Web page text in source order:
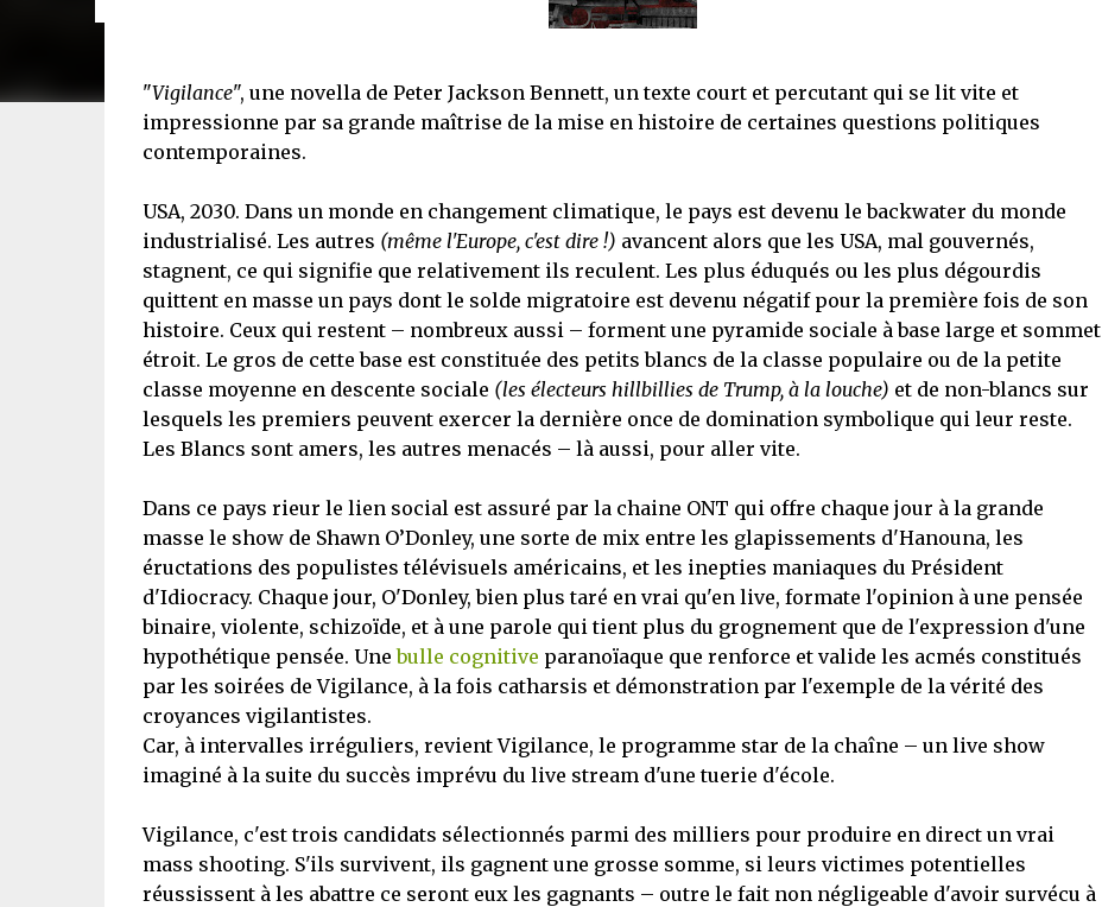
"Vigilance", une novella de Peter Jackson Bennett, un texte court et percutant qui se lit vite et
impressionne par sa grande maîtrise de la mise en histoire de certaines questions politiques
contemporaines.
USA, 2030. Dans un monde en changement climatique, le pays est devenu le backwater du monde
industrialisé. Les autres (même l'Europe, c'est dire !) avancent alors que les USA, mal gouvernés,
stagnent, ce qui signifie que relativement ils reculent. Les plus éduqués ou les plus dégourdis
quittent en masse un pays dont le solde migratoire est devenu négatif pour la première fois de son
histoire. Ceux qui restent – nombreux aussi – forment une pyramide sociale à base large et sommet
étroit. Le gros de cette base est constituée des petits blancs de la classe populaire ou de la petite
classe moyenne en descente sociale (les électeurs hillbillies de Trump, à la louche) et de non-blancs sur
lesquels les premiers peuvent exercer la dernière once de domination symbolique qui leur reste.
Les Blancs sont amers, les autres menacés – là aussi, pour aller vite.
Dans ce pays rieur le lien social est assuré par la chaine ONT qui offre chaque jour à la grande
masse le show de Shawn O’Donley, une sorte de mix entre les glapissements d'Hanouna, les
éructations des populistes télévisuels américains, et les inepties maniaques du Président
d'Idiocracy. Chaque jour, O'Donley, bien plus taré en vrai qu'en live, formate l'opinion à une pensée
binaire, violente, schizoïde, et à une parole qui tient plus du grognement que de l'expression d'une
hypothétique pensée. Unebulle cognitive paranoïaque que renforce et valide les acmés constitués
par les soirées de Vigilance, à la fois catharsis et démonstration par l'exemple de la vérité des
croyances vigilantistes.
Car, à intervalles irréguliers, revient Vigilance, le programme star de la chaîne – un live show
imaginé à la suite du succès imprévu du live stream d'une tuerie d'école.
Vigilance, c'est trois candidats sélectionnés parmi des milliers pour produire en direct un vrai
mass shooting. S'ils survivent, ils gagnent une grosse somme, si leurs victimes potentielles
réussissent à les abattre ce seront eux les gagnants – outre le fait non négligeable d'avoir survécu à